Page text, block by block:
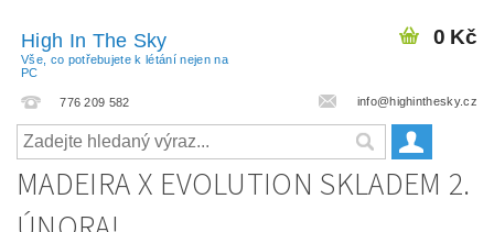
High In The Sky
Vše, co potřebujete k létání nejen na
PC
776 209 582 info@highinthesky.cz
0 Kč
MADEIRA X EVOLUTION SKLADEM 2.